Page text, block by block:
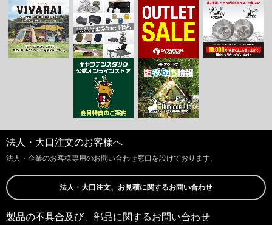
法人・大口注文のお客様へ
法人・企業のお客様専用のお問い合わせ窓口を設けております。
法人・大口注文、お見積に関するお問い合わせ
製品の不具合及び、部品に関するお問い合わせ